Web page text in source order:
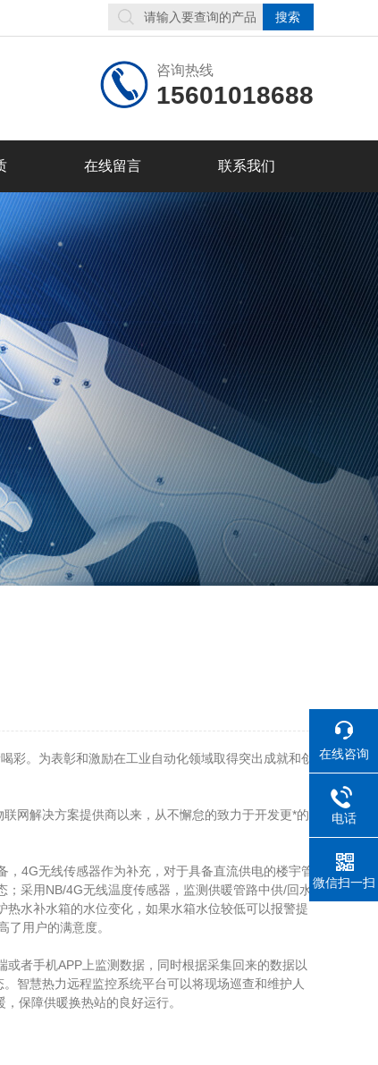
咨询热线
15601018688
在线留言 联系我们
。为表彰和激励在工业自动化领域取得突出成就和创
网解决方案提供商以来，从不懈怠的致力于开发更*的
4G无线传感器作为补充，对于具备直流供电的楼宇管
采用NB/4G无线温度传感器，监测供暖管路中供/回水
水补水箱的水位变化，如果水箱水位较低可以报警提
用户的满意度。
者手机APP上监测数据，同时根据采集回来的数据以
智慧热力远程监控系统平台可以将现场巡查和维护人
保障供暖换热站的良好运行。
在线咨询
电话
微信扫一扫